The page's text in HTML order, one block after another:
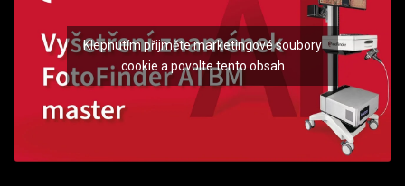
Klepnutím přijměte marketingové soubory
cookie a povolte tento obsah